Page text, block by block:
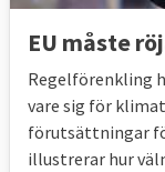
EU måste
Regelförenkling
vare sig för
förutsättningar
illustrerar hur